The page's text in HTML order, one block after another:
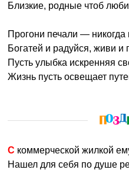
Близкие, родные чтоб
Прогони печали — никогда
Богатей и радуйся, живи и
Пусть улыбка искренняя
Жизнь пусть освещает
С коммерческой жилкой
Нашел для себя по душе